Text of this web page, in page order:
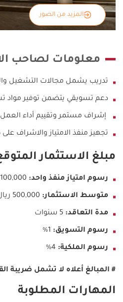
المزيد من الصور
معلومات لصاحب
تدريب يشمل مجالات التشغيل
دعم تسويقي يتضمن توفير مواد
إشراف مستمر وتقييم أداء
تجهيز منفذ الامتياز والاشراف
مبلغ الاستثمار
رسوم امتياز منفذ واحد: 100,000 ريال سعودي
متوسط الاستثمار: 500,000 ريال سعودي
مدة التعاقد: 5 سنوات
رسوم التسويق: 1%
رسوم الملكية:
# المبالغ أعلاه لا تشمل ضريبة
المهارات المطلوبة